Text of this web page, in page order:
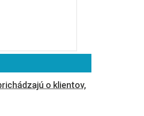
o klientov,